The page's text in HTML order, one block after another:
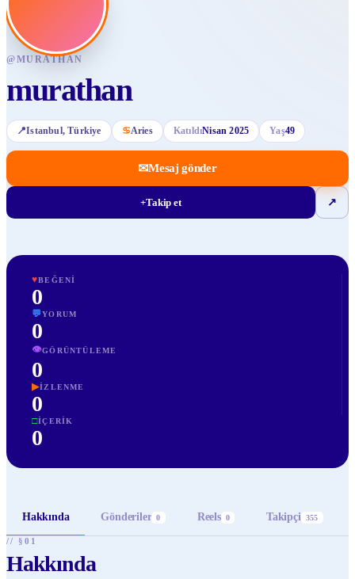
@MURATHAN
murathan
📍Istanbul, Türkiye ♋Aries KatıldıNisan 2025 Yaş49
✉Mesaj gönder
+Takip et ↗
♥BEĞENI
0
💬YORUM
0
👁GÖRÜNTÜLEME
0
▶İZLENME
0
□İÇERIK
0
Hakkında Gönderiler 0 Reels 0 Takipçi 355
// §01
Hakkında